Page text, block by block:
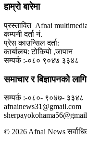
हाम्रो बारेमा
प्रस्तावित Afnai
कम्पनी दर्ता नं.
प्रेस काउन्सिल दर्ता:
कार्यालय: टोकियो ,जापान
सम्पर्क :-०८० ९०४७ ३३४८
समाचार र बिज्ञापनको लागि
सम्पर्क :-०८०- ९०४७- ३३४८
afnainews31@gmail.com
© 2026 Afnai News